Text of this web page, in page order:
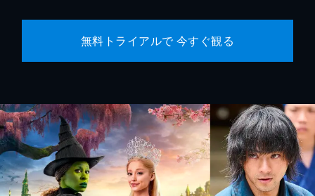
無料トライアルで 今すぐ観る